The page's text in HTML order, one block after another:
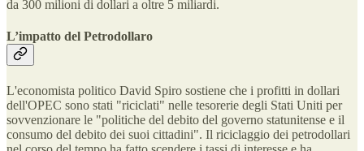
da 300 milioni di dollari a oltre 5 miliardi.
L’impatto del Petrodollaro
L'economista politico David Spiro sostiene che i profitti in dollari
dell'OPEC sono stati "riciclati" nelle tesorerie degli Stati Uniti per
sovvenzionare le "politiche del debito del governo statunitense e il
consumo del debito dei suoi cittadini". Il riciclaggio dei petrodollari